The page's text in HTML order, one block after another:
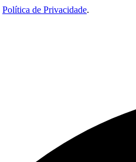
Política de Privacidade.